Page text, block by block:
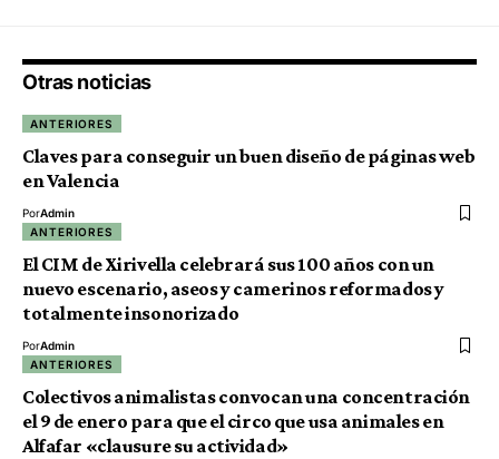
Otras noticias
ANTERIORES
Claves para conseguir un buen diseño de páginas web
en Valencia
PorAdmin
ANTERIORES
El CIM de Xirivella celebrará sus 100 años con un
nuevo escenario, aseos y camerinos reformados y
totalmente insonorizado
PorAdmin
ANTERIORES
Colectivos animalistas convocan una concentración
el 9 de enero para que el circo que usa animales en
Alfafar «clausure su actividad»